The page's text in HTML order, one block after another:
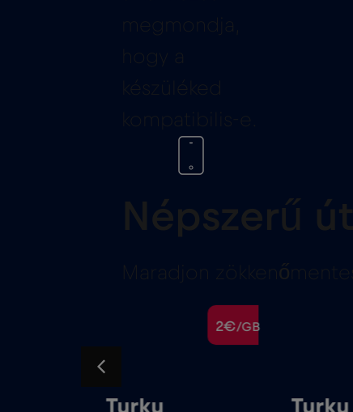
megmondja,
hogy a
készüléked
kompatibilis-e.
Népszerű
Maradjon
2€/GB
Turku Turku